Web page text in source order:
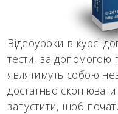
Відеоуроки в курсі
тести, за допомогою
являтимуть собою
достатньо
запустити, щоб